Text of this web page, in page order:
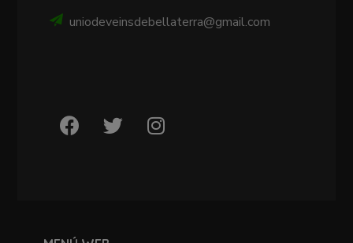
uniodeveinsdebellaterra@gmail.com